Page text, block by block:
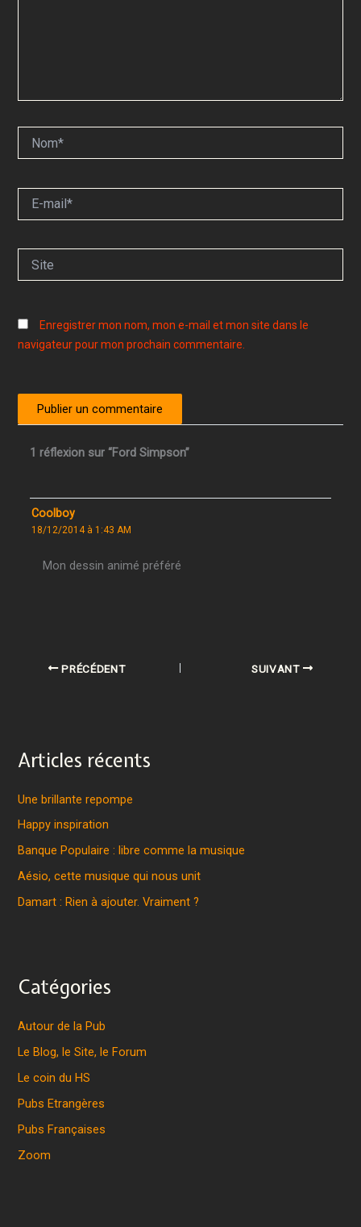
mail*
Enregistrer mon nom, mon e-mail et mon site dans le
navigateur pour mon prochain commentaire.
1 réflexion sur “Ford Simpson”
Coolboy
18/12/2014 à 1:43 AM
Mon dessin animé préféré
PRÉCÉDENT SUIVANT
Articles récents
Une brillante repompe
Happy inspiration
Banque Populaire : libre comme la musique
Aésio, cette musique qui nous unit
Damart : Rien à ajouter. Vraiment ?
Catégories
Autour de la Pub
Le Blog, le Site, le Forum
Le coin du HS
Pubs Etrangères
Pubs Françaises
Zoom